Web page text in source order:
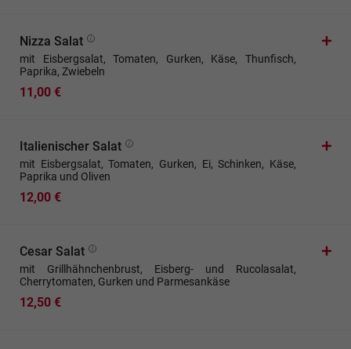
Nizza Salat
mit Eisbergsalat, Tomaten, Gurken, Käse, Thunfisch,
Paprika, Zwiebeln
11,00 €
Italienischer Salat
mit Eisbergsalat, Tomaten, Gurken, Ei, Schinken, Käse,
Paprika und Oliven
12,00 €
Cesar Salat
mit Grillhähnchenbrust, Eisberg- und Rucolasalat,
Cherrytomaten, Gurken und Parmesankäse
12,50 €